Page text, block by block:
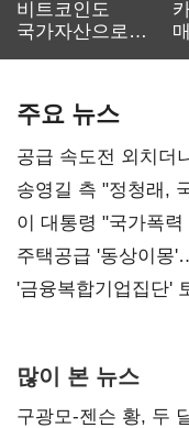
비트코인도
국가자산으로…'
주요 뉴스
공급 속도전 외치더
리모델링' 제안
송영길 측 "정청래,
총선 지휘 못해"
이 대통령 "국가폭
진실 밝혀야"
주택공급 '동상이몽
'금융복합기업집단'
많이 본 뉴스
구광모-젠슨 황, 두